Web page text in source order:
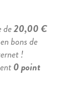
de20,00 €
bons de
!
0 point